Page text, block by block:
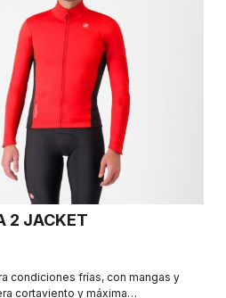
2 JACKET
condiciones frías, con mangas y
cortaviento y máxima